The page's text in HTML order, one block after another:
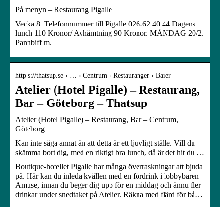
På menyn – Restaurang Pigalle
Vecka 8. Telefonnummer till Pigalle 026-62 40 44 Dagens
lunch 110 Kronor/ Avhämtning 90 Kronor. MÅNDAG 20/2.
Pannbiff m.
http s://thatsup.se › … › Centrum › Restauranger › Barer
Atelier (Hotel Pigalle) – Restaurang,
Bar – Göteborg – Thatsup
Atelier (Hotel Pigalle) – Restaurang, Bar – Centrum,
Göteborg
Kan inte säga annat än att detta är ett ljuvligt ställe. Vill du
skämma bort dig, med en riktigt bra lunch, då är det hit du …
Boutique-hotellet Pigalle har många överraskningar att bjuda
på. Här kan du inleda kvällen med en fördrink i lobbybaren
Amuse, innan du beger dig upp för en middag och ännu fler
drinkar under snedtaket på Atelier. Räkna med flärd för bå…